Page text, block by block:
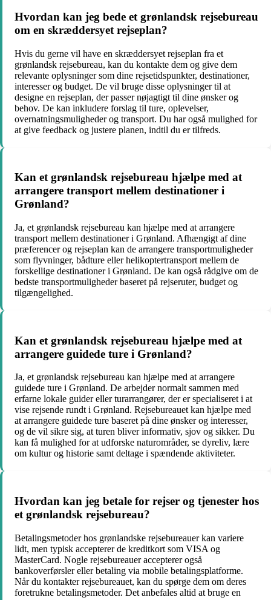
Hvordan kan jeg bede et grønlandsk rejsebureau
om en skræddersyet rejseplan?
Hvis du gerne vil have en skræddersyet rejseplan fra et
grønlandsk rejsebureau, kan du kontakte dem og give dem
relevante oplysninger som dine rejsetidspunkter, destinationer,
interesser og budget. De vil bruge disse oplysninger til at
designe en rejseplan, der passer nøjagtigt til dine ønsker og
behov. De kan inkludere forslag til ture, oplevelser,
overnatningsmuligheder og transport. Du har også mulighed for
at give feedback og justere planen, indtil du er tilfreds.
Kan et grønlandsk rejsebureau hjælpe med at
arrangere transport mellem destinationer i
Grønland?
Ja, et grønlandsk rejsebureau kan hjælpe med at arrangere
transport mellem destinationer i Grønland. Afhængigt af dine
præferencer og rejseplan kan de arrangere transportmuligheder
som flyvninger, bådture eller helikoptertransport mellem de
forskellige destinationer i Grønland. De kan også rådgive om de
bedste transportmuligheder baseret på rejseruter, budget og
tilgængelighed.
Kan et grønlandsk rejsebureau hjælpe med at
arrangere guidede ture i Grønland?
Ja, et grønlandsk rejsebureau kan hjælpe med at arrangere
guidede ture i Grønland. De arbejder normalt sammen med
erfarne lokale guider eller turarrangører, der er specialiseret i at
vise rejsende rundt i Grønland. Rejsebureauet kan hjælpe med
at arrangere guidede ture baseret på dine ønsker og interesser,
og de vil sikre sig, at turen bliver informativ, sjov og sikker. Du
kan få mulighed for at udforske naturområder, se dyreliv, lære
om kultur og historie samt deltage i spændende aktiviteter.
Hvordan kan jeg betale for rejser og tjenester hos
et grønlandsk rejsebureau?
Betalingsmetoder hos grønlandske rejsebureauer kan variere
lidt, men typisk accepterer de kreditkort som VISA og
MasterCard. Nogle rejsebureauer accepterer også
bankoverførsler eller betaling via mobile betalingsplatforme.
Når du kontakter rejsebureauet, kan du spørge dem om deres
foretrukne betalingsmetoder. Det anbefales altid at bruge en